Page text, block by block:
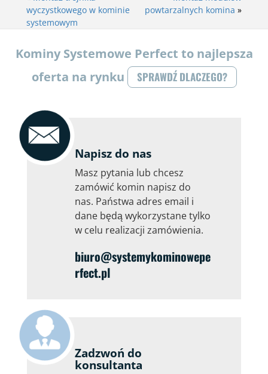
wyczystkowego w kominie
systemowym
powtarzalnych komina »
Kominy Systemowe Perfect to najlepsza
oferta na rynku
SPRAWDŹ DLACZEGO?
Napisz do nas
Masz pytania lub chcesz
zamówić komin napisz do
nas. Państwa adres email i
dane będą wykorzystane tylko
w celu realizacji zamówienia.
biuro@systemykominowepe
rfect.pl
Zadzwoń do
konsultanta